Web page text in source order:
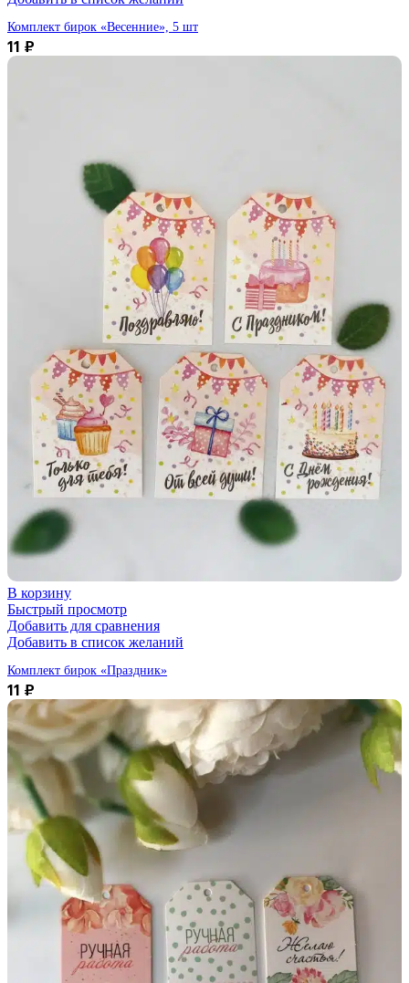
Комплект бирок «Весенние», 5 шт
11 ₽
В корзину
Быстрый просмотр
Добавить для сравнения
Добавить в список желаний
Комплект бирок «Праздник»
11 ₽